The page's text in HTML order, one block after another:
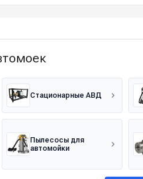
Стационарные АВД
Пылесосы для
автомойки